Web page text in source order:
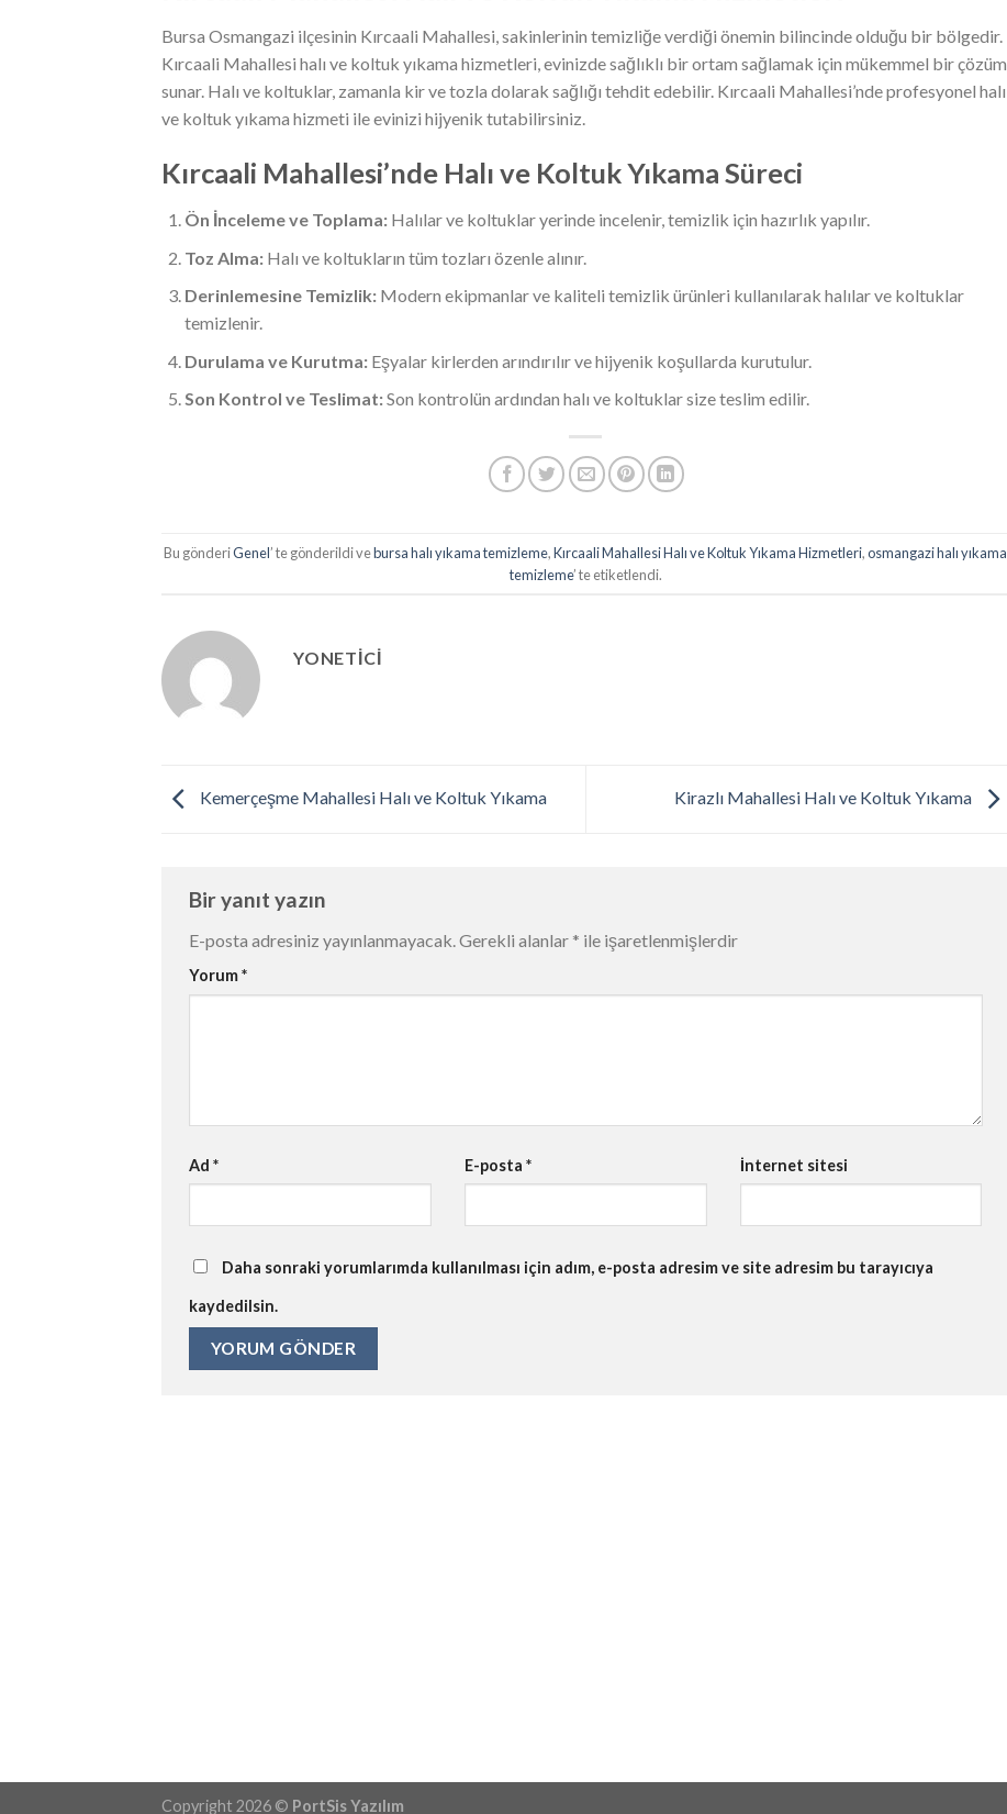
Bursa Osmangazi ilçesinin Kırcaali Mahallesi, sakinlerinin temizliğe verdiği önemin bilincinde olduğu bir bölgedir.
Kırcaali Mahallesi halı ve koltuk yıkama hizmetleri, evinizde sağlıklı bir ortam sağlamak için mükemmel bir çözüm
sunar. Halı ve koltuklar, zamanla kir ve tozla dolarak sağlığı tehdit edebilir. Kırcaali Mahallesi’nde profesyonel halı
ve koltuk yıkama hizmeti ile evinizi hijyenik tutabilirsiniz.
Kırcaali Mahallesi’nde Halı ve Koltuk Yıkama Süreci
Ön İnceleme ve Toplama:Halılar ve koltuklar yerinde incelenir, temizlik için hazırlık yapılır.
Toz Alma:Halı ve koltukların tüm tozları özenle alınır.
Derinlemesine Temizlik:Modern ekipmanlar ve kaliteli temizlik ürünleri kullanılarak halılar ve koltuklar
temizlenir.
Durulama ve Kurutma:Eşyalar kirlerden arındırılır ve hijyenik koşullarda kurutulur.
Son Kontrol ve Teslimat:Son kontrolün ardından halı ve koltuklar size teslim edilir.
Bu gönderiGenel’ te gönderildi vebursa halı yıkama temizleme,Kırcaali Mahallesi Halı ve Koltuk Yıkama Hizmetleri,osmangazi halı yıkama
temizleme’ te etiketlendi.
YONETICI
Kemerçeşme Mahallesi Halı ve Koltuk Yıkama Kirazlı Mahallesi Halı ve Koltuk Yıkama
Bir yanıt yazın
E-posta adresiniz yayınlanmayacak.Gerekli alanlar * ile işaretlenmişlerdir
Yorum*
Ad * E-posta * İnternet sitesi
Daha sonraki yorumlarımda kullanılması için adım, e-posta adresim ve site adresim bu tarayıcıya
kaydedilsin.
Copyright 2026 © PortSis Yazılım